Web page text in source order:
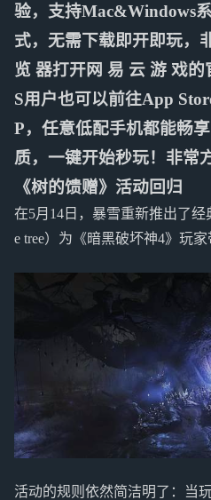
验，支持Mac&Windows
式，无需下载即开即玩，
览 器打开网 易 云 游 戏
S用户也可以前往App
P，任意低配手机都能畅
质，一键开始秒玩！非常
《树的馈赠》活动回归
在5月14日，暴雪重新推出了经
e tree）为《暗黑破坏神4》玩家
活动的规则依然简洁明了：当